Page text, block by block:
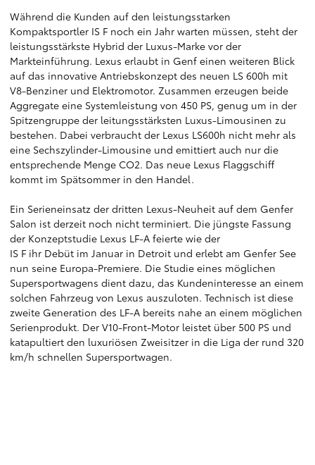
Während die Kunden auf den leistungsstarken
Kompaktsportler IS F noch ein Jahr warten müssen, steht der
leistungsstärkste Hybrid der Luxus-Marke vor der
Markteinführung. Lexus erlaubt in Genf einen weiteren Blick
auf das innovative Antriebskonzept des neuen LS 600h mit
V8-Benziner und Elektromotor. Zusammen erzeugen beide
Aggregate eine Systemleistung von 450 PS, genug um in der
Spitzengruppe der leitungsstärksten Luxus-Limousinen zu
bestehen. Dabei verbraucht der Lexus LS600h nicht mehr als
eine Sechszylinder-Limousine und emittiert auch nur die
entsprechende Menge CO2. Das neue Lexus Flaggschiff
kommt im Spätsommer in den Handel.
Ein Serieneinsatz der dritten Lexus-Neuheit auf dem Genfer
Salon ist derzeit noch nicht terminiert. Die jüngste Fassung
der Konzeptstudie Lexus LF-A feierte wie der
IS F ihr Debüt im Januar in Detroit und erlebt am Genfer See
nun seine Europa-Premiere. Die Studie eines möglichen
Supersportwagens dient dazu, das Kundeninteresse an einem
solchen Fahrzeug von Lexus auszuloten. Technisch ist diese
zweite Generation des LF-A bereits nahe an einem möglichen
Serienprodukt. Der V10-Front-Motor leistet über 500 PS und
katapultiert den luxuriösen Zweisitzer in die Liga der rund 320
km/h schnellen Supersportwagen.